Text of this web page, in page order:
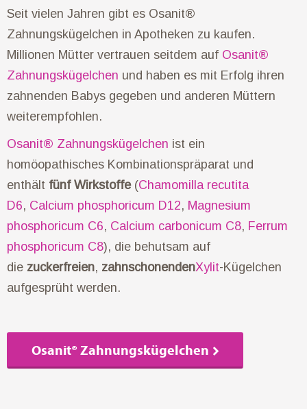
Seit vielen Jahren gibt es Osanit®
Zahnungskügelchen in Apotheken zu kaufen.
Millionen Mütter vertrauen seitdem auf Osanit®
Zahnungskügelchen und haben es mit Erfolg ihren
zahnenden Babys gegeben und anderen Müttern
weiterempfohlen.
Osanit® Zahnungskügelchen ist ein
homöopathisches Kombinationspräparat und
enthält fünf Wirkstoffe(Chamomilla recutita
D6, Calcium phosphoricum D12, Magnesium
phosphoricum C6, Calcium carbonicum C8, Ferrum
phosphoricum C8), die behutsam auf
die zuckerfreien, zahnschonendenXylit-Kügelchen
aufgesprüht werden.
Osanit® Zahnungskügelchen